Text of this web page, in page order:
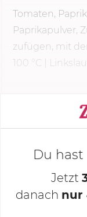
Tomaten,
Paprikapulver,
zufügen, mit
100 °C
|
Deine
Du
Jetzt
danach nur